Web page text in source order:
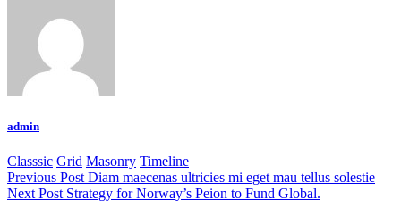
admin
Classsic Grid Masonry Timeline
Previous Post Diam maecenas ultricies mi eget mau tellus solestie
Next Post Strategy for Norway’s Peion to Fund Global.